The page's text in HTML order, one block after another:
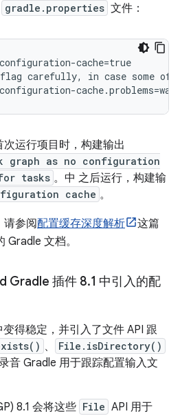
gradle.properties 文件：
cache=true
carefully, in case some of
运行项目时，构建输出
graph as no configuration
tasks 。中 之后运行，构建输
cache 。
请参阅配置缓存深度解析
这篇
Gradle 文档。
Gradle 插件 8.1 中引入的配
得稳定，并引入了文件 API 跟
、 File.isDirectory()
音 Gradle 用于跟踪配置输入文
8.1 会将这些 File API 用于